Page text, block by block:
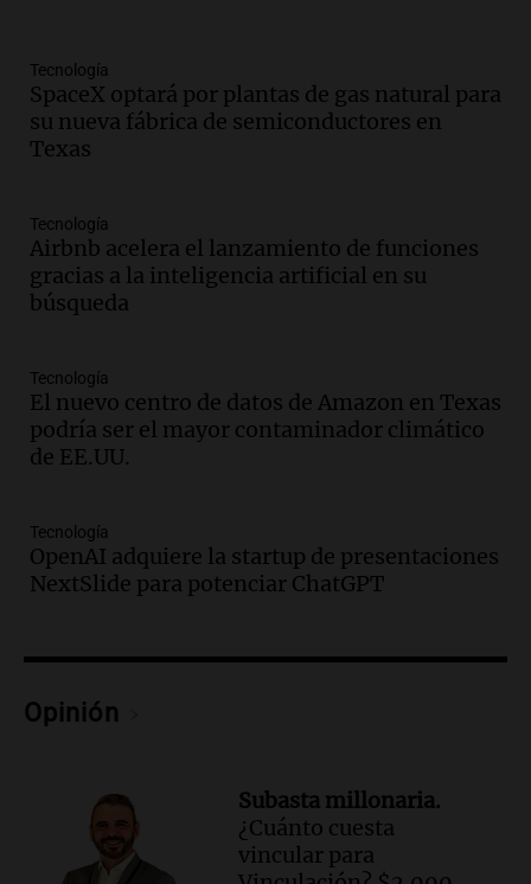
Audio.
un accidente en la Ruta 321 cerca de
García Fernández
Panorama Federal
Audio.
billones de pesos y genera excedente de
liquidez de 4 billones
Panorama Federal
Episodios
humildad en tiempos de tormenta
según San Ignacio de Loyola
Panorama Federal
Episodios
agua entra por donde menos
imaginamos"
Una Mañana para todos Rosario
Mercedes Sosa: "La emoción es el filtro
máximo".
Una Mañana para todos Rosario
Audio.
Orellana Lucca celebró su peña
de folclore en Córdoba
Tarde y Media
Episodios
Tecnología
SpaceX optará por plantas de gas natural para
su nueva fábrica de semiconductores en
Texas
Tecnología
Airbnb acelera el lanzamiento de funciones
gracias a la inteligencia artificial en su
búsqueda
Tecnología
El nuevo centro de datos de Amazon en Texas
podría ser el mayor contaminador climático
de EE.UU.
Tecnología
OpenAI adquiere la startup de presentaciones
NextSlide para potenciar ChatGPT
Opinión
Subasta millonaria.
¿Cuánto cuesta
vincular para